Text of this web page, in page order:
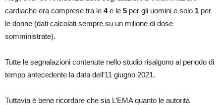
cardiache era comprese tra le 4e le 5 per gli uomini e solo 1 per
le donne (dati calcolati sempre su un milione di dose
somministrate).
Tutte le segnalazioni contenute nello studio risalgono al periodo di
tempo antecedente la data dell’11 giugno 2021.
Tuttavia è bene ricordare che sia L’EMA quanto le autorità